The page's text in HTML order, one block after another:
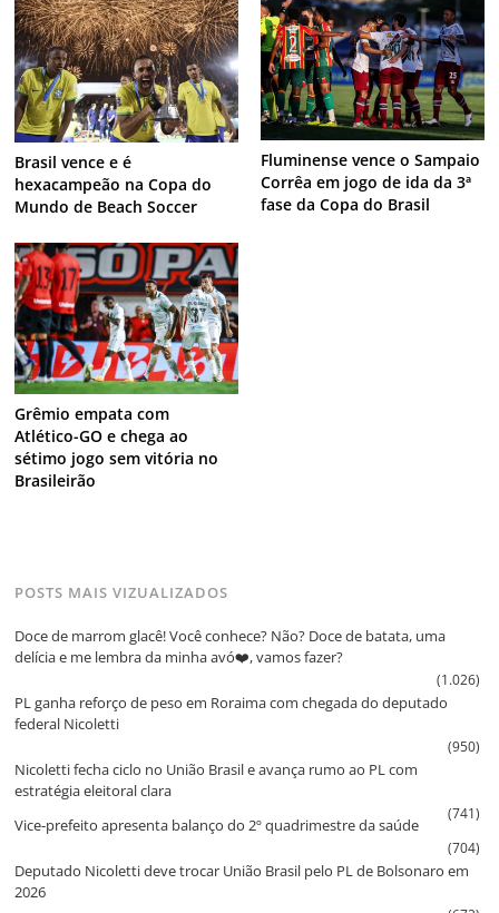
Brasil vence e é
hexacampeão na Copa do
Mundo de Beach Soccer
Fluminense vence o Sampaio
Corrêa em jogo de ida da 3ª
fase da Copa do Brasil
Grêmio empata com
Atlético-GO e chega ao
sétimo jogo sem vitória no
Brasileirão
POSTS MAIS VIZUALIZADOS
Doce de marrom glacê! Você conhece? Não? Doce de batata, uma
delícia e me lembra da minha avó❤️, vamos fazer?
(1.026)
PL ganha reforço de peso em Roraima com chegada do deputado
federal Nicoletti
(950)
Nicoletti fecha ciclo no União Brasil e avança rumo ao PL com
estratégia eleitoral clara
(741)
Vice‑prefeito apresenta balanço do 2º quadrimestre da saúde
(704)
Deputado Nicoletti deve trocar União Brasil pelo PL de Bolsonaro em
2026